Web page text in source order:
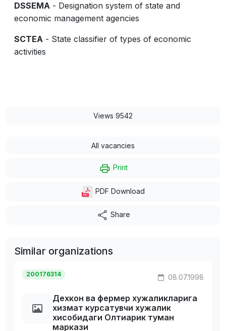
DSSEMA - Designation system of state and
economic management agencies
SCTEA - State classifier of types of economic
activities
Views 9542
All vacancies
Print
PDF Download
Share
Similar organizations
200176314 08.07.1998
Дехкон ва фермер хужаликларига
хизмат курсатувчи хужалик
хисобидаги Олтиарик туман
маркази